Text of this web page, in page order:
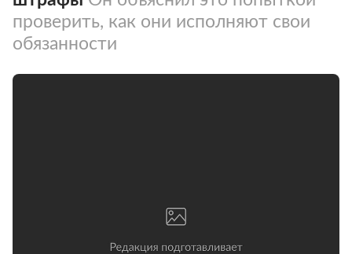
проверить, как они исполняют свои
обязанности